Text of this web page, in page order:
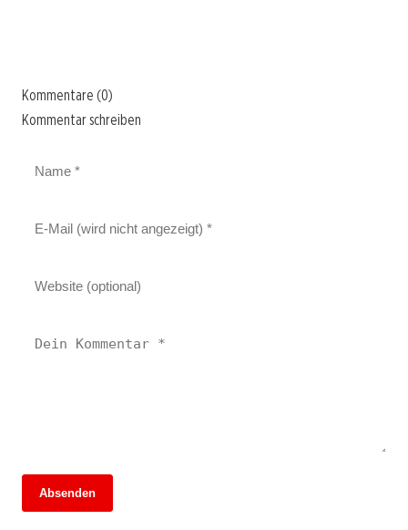
Kommentare (0)
Kommentar schreiben
Absenden
13. Juni 2026